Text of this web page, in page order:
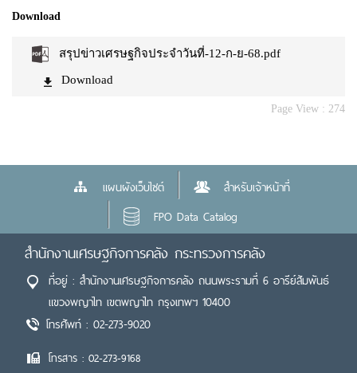
Download
สรุปข่าวเศรษฐกิจประจำวันที่-12-ก-ย-68.pdf
Download
Page View : 274
แผนผังเว็บไซต์
สำหรับเจ้าหน้าที่
FPO Data Catalog
สำนักงานเศรษฐกิจการคลัง กระทรวงการคลัง
ที่อยู่ : สำนักงานเศรษฐกิจการคลัง ถนนพระรามที่ 6 อารีย์สัมพันธ์
แขวงพญาไท เขตพญาไท กรุงเทพฯ 10400
โทรศัพท์ : 02-273-9020
โทรสาร : 02-273-9168